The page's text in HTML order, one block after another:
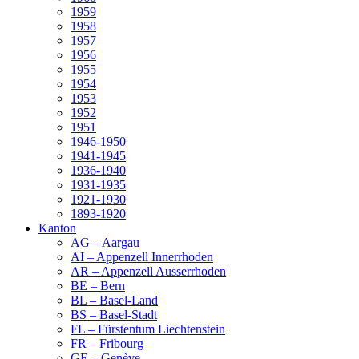
1959
1958
1957
1956
1955
1954
1953
1952
1951
1946-1950
1941-1945
1936-1940
1931-1935
1921-1930
1893-1920
Kanton
AG – Aargau
AI – Appenzell Innerrhoden
AR – Appenzell Ausserrhoden
BE – Bern
BL – Basel-Land
BS – Basel-Stadt
FL – Fürstentum Liechtenstein
FR – Fribourg